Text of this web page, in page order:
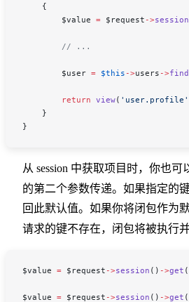
    {
        $value
= $request ->session
        // ...
        $user
= $this ->users ->find
        return
view( 'user.profile'
    }
}
从 session 中获取项目时，你也可
的第二个参数传递。如果指定的
回此默认值。如果你将闭包作为
请求的键不存在，闭包将被执行
$value = $request ->session () ->get (
$value = $request ->session () ->get (